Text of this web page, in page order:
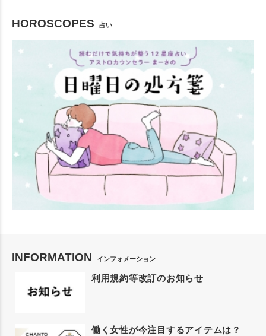
HOROSCOPES 占い
INFORMATION インフォメーション
利用規約等改訂のお知らせ
働く女性が今注目するアイテムは？